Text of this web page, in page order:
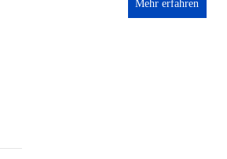
Mehr erfahren